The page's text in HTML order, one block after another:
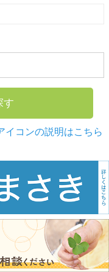
す
イコンの説明はこちら